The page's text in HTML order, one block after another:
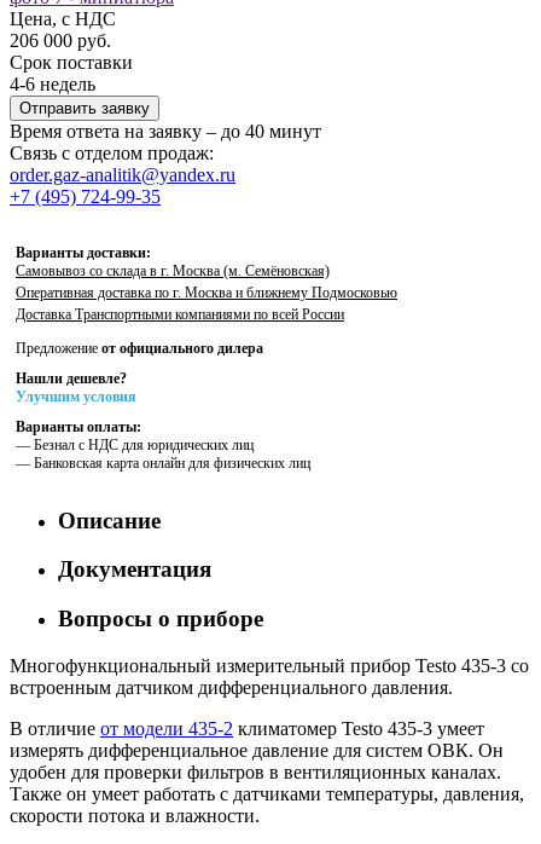
Цена, с НДС
206 000 руб.
Срок поставки
4-6 недель
Отправить заявку
Время ответа на заявку – до 40 минут
Связь с отделом продаж:
order.gaz-analitik@yandex.ru
+7 (495) 724-99-35
Варианты доставки:
Самовывоз со склада в г. Москва (м. Семёновская)
Оперативная доставка по г. Москва и ближнему Подмосковью
Доставка Транспортными компаниями по всей России
Предложение от официального дилера
Нашли дешевле?
Улучшим условия
Варианты оплаты:
— Безнал с НДС для юридических лиц
— Банковская карта онлайн для физических лиц
Описание
Документация
Вопросы о приборе
Многофункциональный измерительный прибор Testo 435-3 со
встроенным датчиком дифференциального давления.
В отличие от модели 435-2 климатомер Testo 435-3 умеет
измерять дифференциальное давление для систем ОВК. Он
удобен для проверки фильтров в вентиляционных каналах.
Также он умеет работать с датчиками температуры, давления,
скорости потока и влажности.